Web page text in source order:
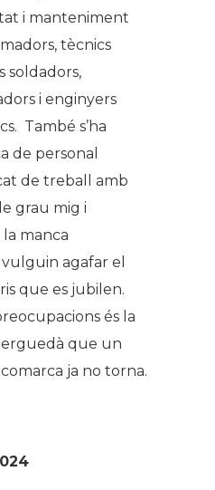
i manteniment
tècnics
soldadors,
i enginyers
També s’ha
de personal
de treball amb
grau mig i
manca
agafar el
que es jubilen.
és la
que un
ja no torna.